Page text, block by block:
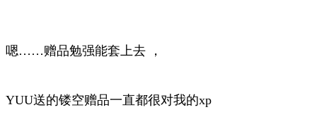
嗯……赠品勉强能套上去 ，
YUU送的镂空赠品一直都很对我的xp